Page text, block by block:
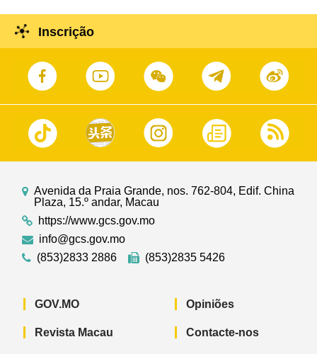
Inscrição
Avenida da Praia Grande, nos. 762-804, Edif. China
Plaza, 15.º andar, Macau
https://www.gcs.gov.mo
info@gcs.gov.mo
(853)2833 2886
(853)2835 5426
GOV.MO
Revista Macau
Opiniões
Contacte-nos